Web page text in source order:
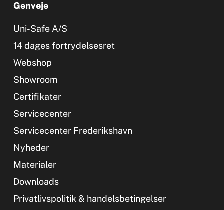
Genveje
Uni-Safe A/S
14 dages fortrydelsesret
Webshop
Showroom
Certifikater
Servicecenter
Servicecenter Frederikshavn
Nyheder
Materialer
Downloads
Privatlivspolitik & handelsbetingelser